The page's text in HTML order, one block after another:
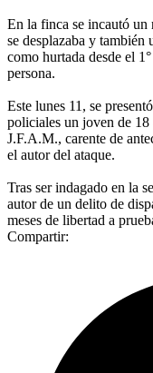
En la finca se incautó
se desplazaba y también
como hurtada desde el
persona.
Este lunes 11, se
policiales un joven de
J.F.A.M., carente de
el autor del ataque.
Tras ser indagado en la
autor de un delito de
meses de libertad a
Compartir: